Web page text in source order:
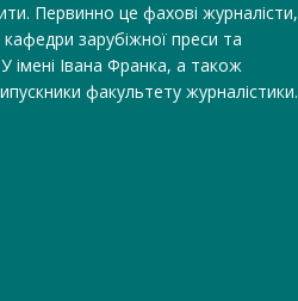
Первинно це фахові журналісти,
кафедри зарубіжної преси та
імені Івана Франка, а також
факультету журналістики.